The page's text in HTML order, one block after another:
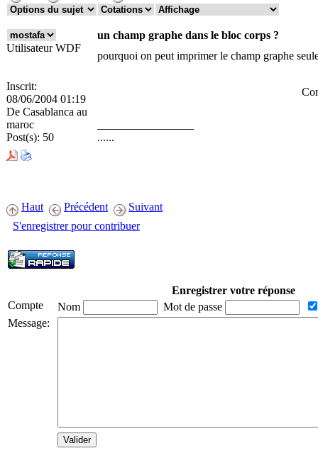
un champ graphe dans le bloc corps ?
Utilisateur WDF
Inscrit:
08/06/2004 01:19
De Casablanca au
maroc
Post(s): 50
pourquoi on peut imprimer le champ graphe
......
Haut Précédent
Suivant
S'enregistrer pour contribuer
Enregistrer votre réponse
Compte
Nom
Mot de passe
Message: